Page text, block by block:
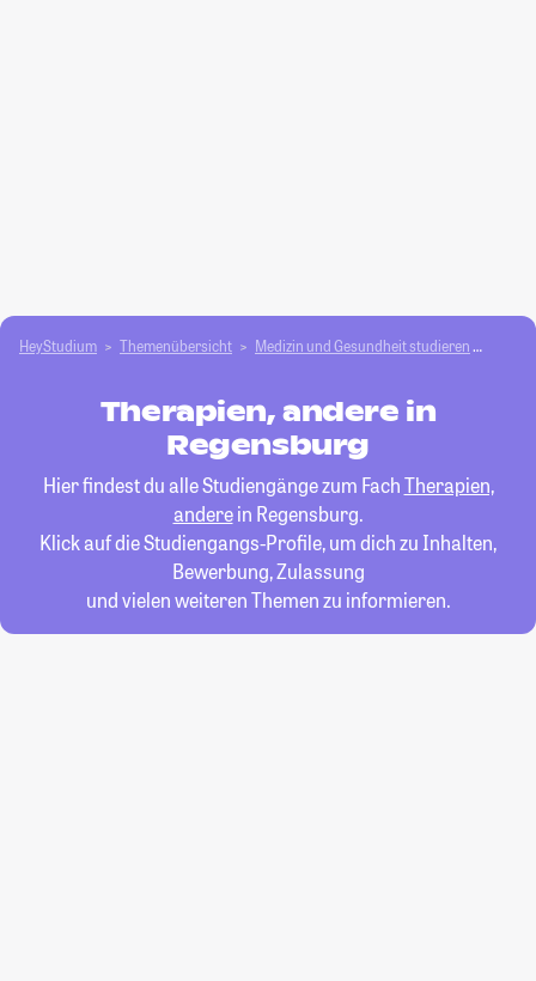
HeyStudium Themenübersicht Medizin und Gesundheit studieren
Therapien, andere in
Regensburg
Hier findest du alle Studiengänge zum FachTherapien,
anderein Regensburg.
Klick auf die Studiengangs-Profile, um dich zu Inhalten,
Bewerbung, Zulassung
und vielen weiteren Themen zu informieren.